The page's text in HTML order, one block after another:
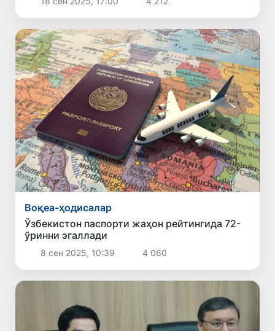
Воқеа-ҳодисалар
Ўзбекистон паспорти жаҳон рейтингида 72-
ўринни эгаллади
8 сен 2025, 10:39 4 060